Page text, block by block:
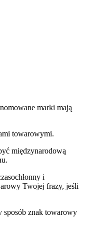
marki mają
towarowymi.
międzynarodową
i
Twojej frazy, jeśli
sposób znak towarowy